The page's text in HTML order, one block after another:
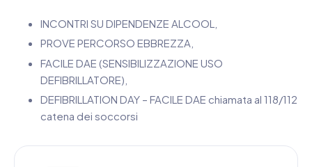
INCONTRI SU DIPENDENZE ALCOOL,
PROVE PERCORSO EBBREZZA,
FACILE DAE (SENSIBILIZZAZIONE USO
DEFIBRILLATORE),
DEFIBRILLATION DAY – FACILE DAE chiamata al 118/112
catena dei soccorsi